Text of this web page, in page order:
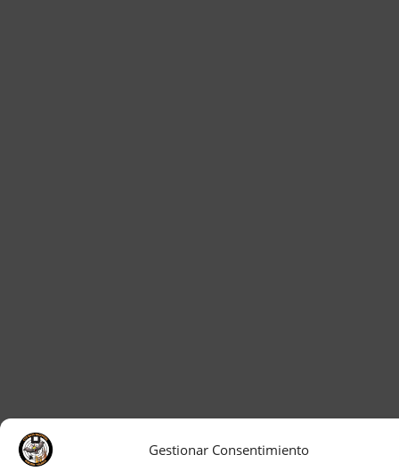
Gestionar Consentimiento